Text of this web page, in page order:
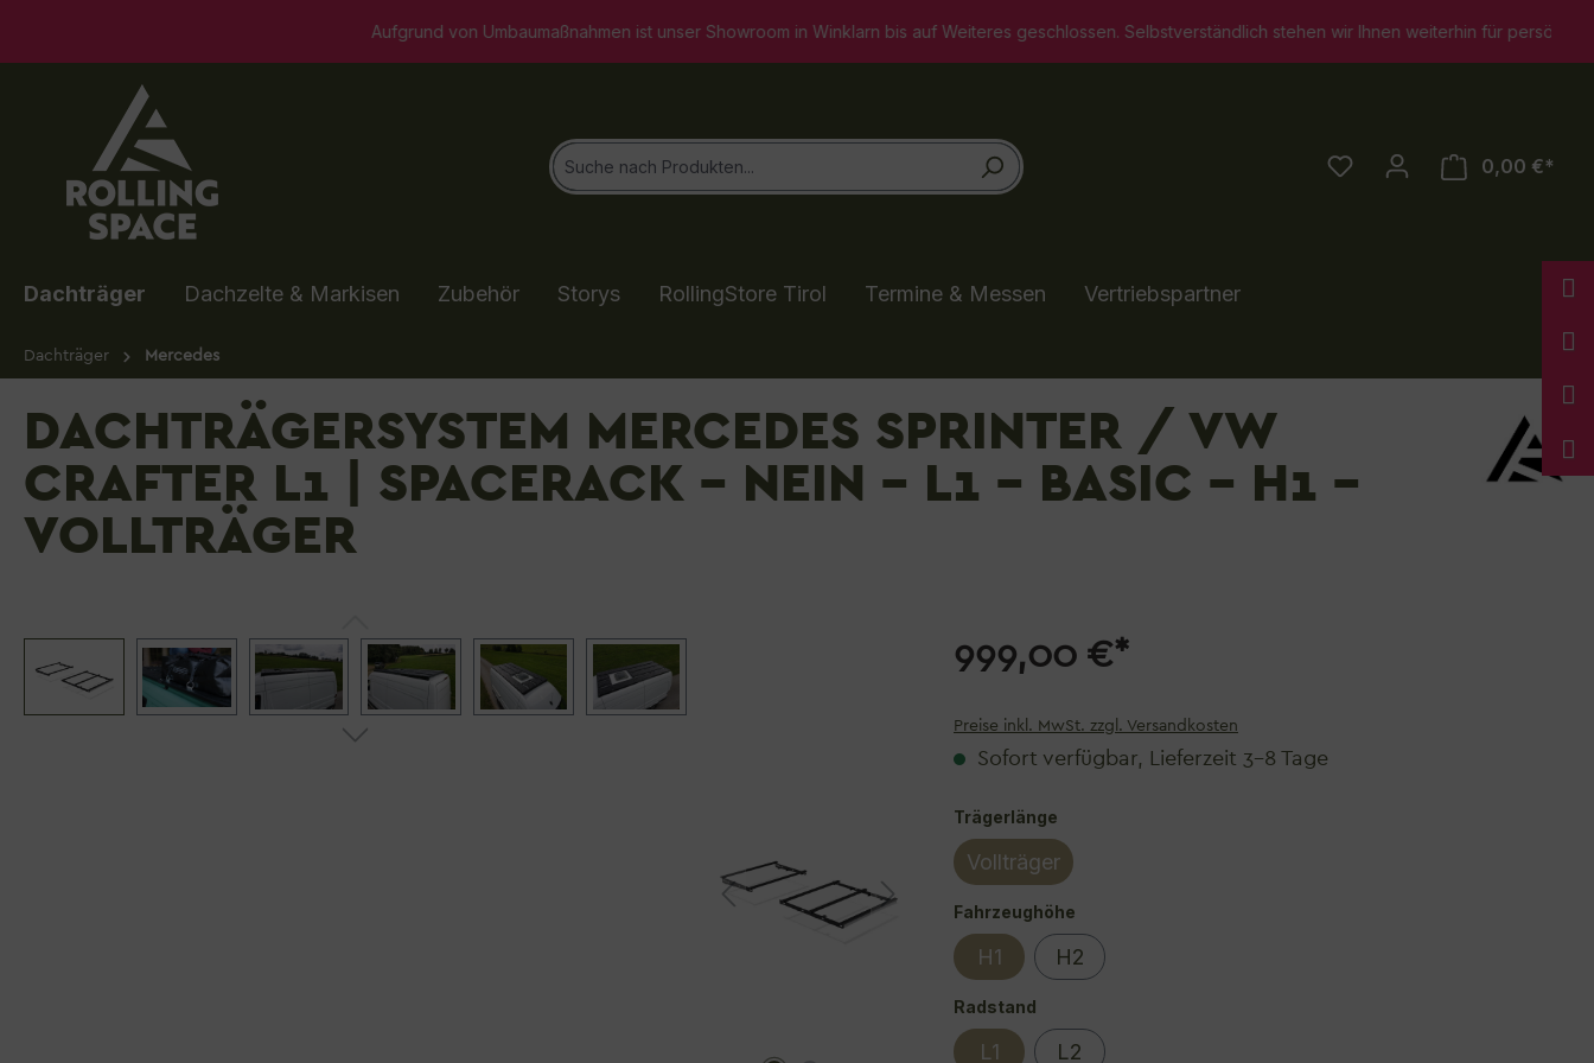
Aufgrund von Umbaumaßnahmen ist unser Showroom in Winklarn bis auf Weiteres geschlossen. Selbstverständlich stehen wir Ihnen weiterhin für persönliche Beratungsgespräche
0,00 €*
Dachträger Dachzelte & Markisen Zubehör Storys RollingStore Tirol Termine & Messen Vertriebspartner
Dachträger Mercedes
DACHTRÄGERSYSTEM MERCEDES SPRINTER / VW
CRAFTER L1 | SPACERACK - NEIN - L1 - BASIC - H1 -
VOLLTRÄGER
Bildergalerie überspringen 999,00 €*
Preise inkl. MwSt. zzgl. Versandkosten
Sofort verfügbar, Lieferzeit 3–8 Tage
Trägerlänge
Vollträger
Fahrzeughöhe
H1 H2
Radstand
L1 L2